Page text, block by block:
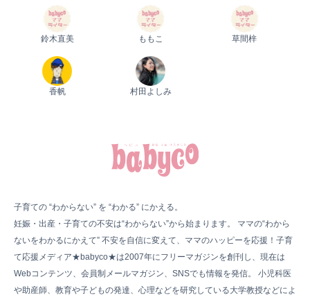
鈴木直美 ももこ 草間梓
香帆 村田よしみ
子育ての “わからない” を “わかる” にかえる。
妊娠・出産・子育ての不安は“わからない”から始まります。 ママの“わから
ないをわかるにかえて” 不安を自信に変えて、ママのハッピーを応援！子育
て応援メディア★babyco★は2007年にフリーマガジンを創刊し、現在は
Webコンテンツ、会員制メールマガジン、SNSでも情報を発信。 小児科医
や助産師、教育や子どもの発達、心理などを研究している大学教授などによ